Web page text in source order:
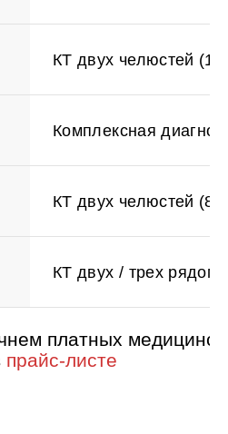
КТ двух челюстей
Комплексная
КТ двух челюстей
КТ двух / трех рядом
платных
прайс-листе